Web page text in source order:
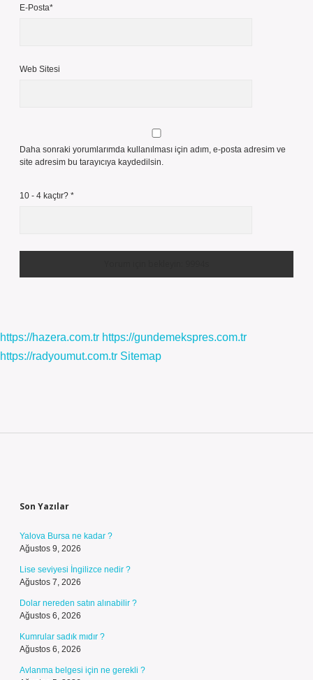
E-Posta*
Web Sitesi
Daha sonraki yorumlarımda kullanılması için adım, e-posta adresim ve
site adresim bu tarayıcıya kaydedilsin.
10 - 4 kaçtır? *
https://hazera.com.tr https://gundemekspres.com.tr
https://radyoumut.com.tr Sitemap
Son Yazılar
Yalova Bursa ne kadar ?
Ağustos 9, 2026
Lise seviyesi İngilizce nedir ?
Ağustos 7, 2026
Dolar nereden satın alınabilir ?
Ağustos 6, 2026
Kumrular sadık mıdır ?
Ağustos 6, 2026
Avlanma belgesi için ne gerekli ?